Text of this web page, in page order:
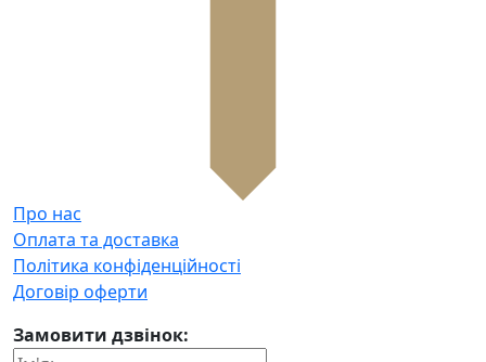
Про нас
Оплата та доставка
Політика конфіденційності
Договір оферти
Замовити дзвінок: